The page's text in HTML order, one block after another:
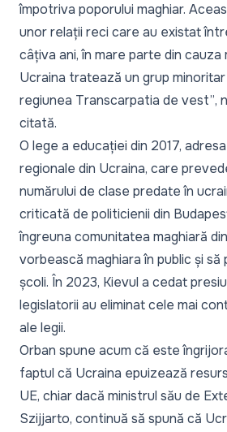
împotriva poporului maghiar.
unor relații reci care au existat
câțiva ani, în mare parte din cauza
Ucraina tratează un grup
regiunea Transcarpatia de vest”,
citată.
O lege a educației din 2017,
regionale din Ucraina, care
numărului de clase predate în
criticată de politicienii din
îngreuna comunitatea maghiară
vorbească maghiara în public și să
școli. În 2023, Kievul a cedat
legislatorii au eliminat cele mai
ale legii.
Orban spune acum că este
faptul că Ucraina epuizează
UE, chiar dacă ministrul său de
Szijjarto, continuă să spună că